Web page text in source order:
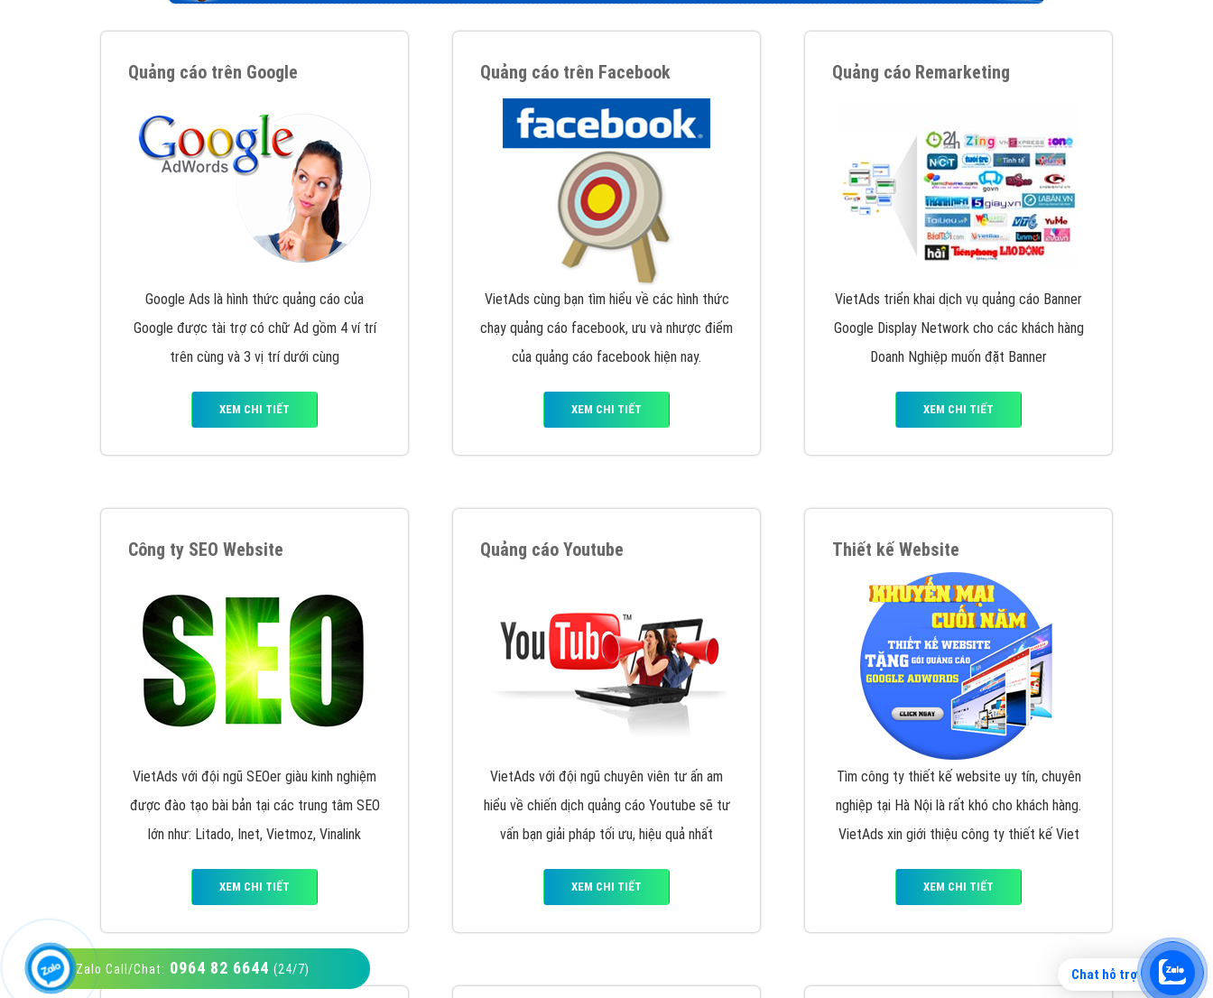
Chat hỗ trợ
Zalo Call/Chat: 0964 82 6644 (24/7)
Quảng cáo trên Google
Google Ads là hình thức quảng cáo của
Google được tài trợ có chữ Ad gồm 4 ví trí
trên cùng và 3 vị trí dưới cùng
XEM CHI TIẾT
Quảng cáo trên Facebook
VietAds cùng bạn tìm hiểu về các hình thức
chạy quảng cáo facebook, ưu và nhược điểm
của quảng cáo facebook hiện nay.
XEM CHI TIẾT
Quảng cáo Remarketing
VietAds triển khai dịch vụ quảng cáo Banner
Google Display Network cho các khách hàng
Doanh Nghiệp muốn đặt Banner
XEM CHI TIẾT
Công ty SEO Website
VietAds với đội ngũ SEOer giàu kinh nghiệm
được đào tạo bài bản tại các trung tâm SEO
lớn như: Litado, Inet, Vietmoz, Vinalink
XEM CHI TIẾT
Quảng cáo Youtube
VietAds với đội ngũ chuyên viên tư ấn am
hiểu về chiến dịch quảng cáo Youtube sẽ tư
vấn bạn giải pháp tối ưu, hiệu quả nhất
XEM CHI TIẾT
Thiết kế Website
Tìm công ty thiết kế website uy tín, chuyên
nghiệp tại Hà Nội là rất khó cho khách hàng.
VietAds xin giới thiệu công ty thiết kế Viet
XEM CHI TIẾT